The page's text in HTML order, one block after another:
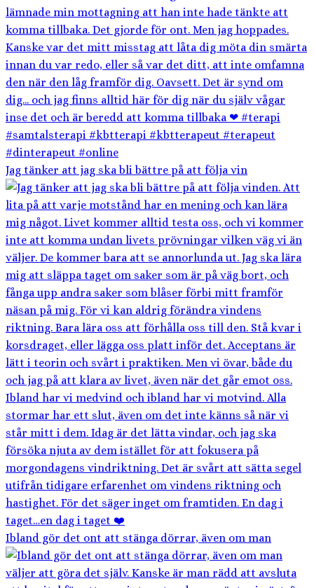
Jag tänker att jag ska bli bättre på att följa vin
Ibland gör det ont att stänga dörrar, även om man